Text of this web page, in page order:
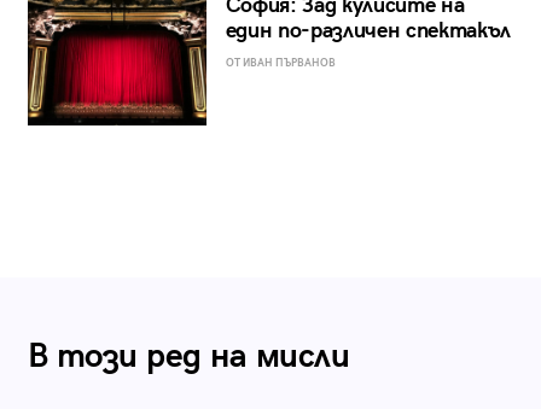
София: Зад кулисите на
един по-различен спектакъл
ОТ ИВАН ПЪРВАНОВ
В този ред на мисли